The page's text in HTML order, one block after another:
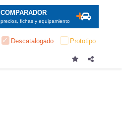
COMPARADOR
precios, fichas y equipamiento
Descatalogado Prototipo